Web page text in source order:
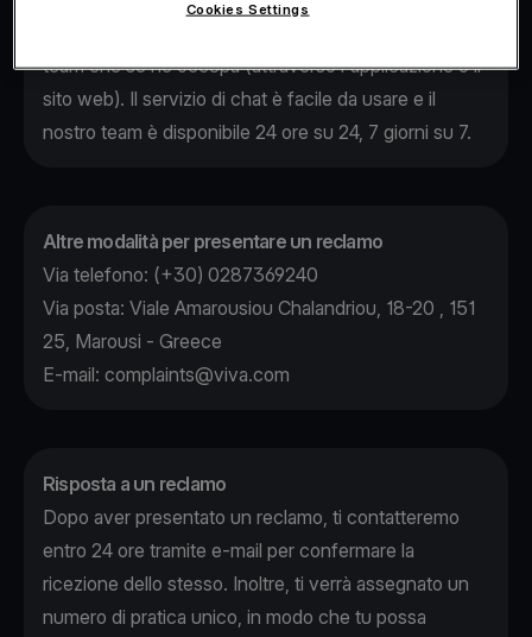
team che se ne occupa (attraverso l'applicazione o il
sito web). Il servizio di chat è facile da usare e il
nostro team è disponibile 24 ore su 24, 7 giorni su 7.
Altre modalità per presentare un reclamo
Via telefono: (+30) 0287369240
Via posta: Viale Amarousiou Chalandriou, 18-20 , 151
25, Marousi - Greece
E-mail: complaints@viva.com
Risposta a un reclamo
Dopo aver presentato un reclamo, ti contatteremo
entro 24 ore tramite e-mail per confermare la
ricezione dello stesso. Inoltre, ti verrà assegnato un
numero di pratica unico, in modo che tu possa
Cookies Settings